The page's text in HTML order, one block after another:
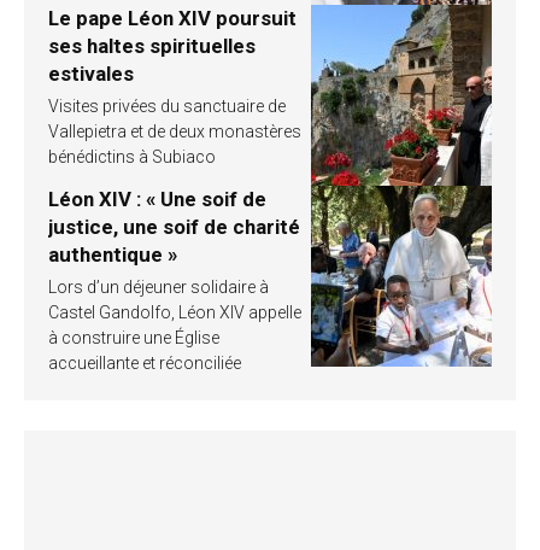
Le pape Léon XIV poursuit
ses haltes spirituelles
estivales
Visites privées du sanctuaire de
Vallepietra et de deux monastères
bénédictins à Subiaco
Léon XIV : « Une soif de
justice, une soif de charité
authentique »
Lors d’un déjeuner solidaire à
Castel Gandolfo, Léon XIV appelle
à construire une Église
accueillante et réconciliée